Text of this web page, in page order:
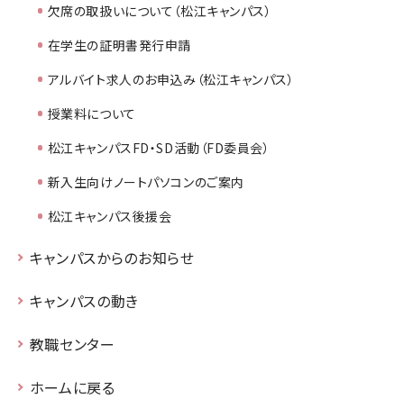
欠席の取扱いについて（松江キャンパス）
在学生の証明書発行申請
アルバイト求人のお申込み（松江キャンパス）
授業料について
松江キャンパスFD・SD活動（FD委員会）
新入生向けノートパソコンのご案内
松江キャンパス後援会
キャンパスからのお知らせ
キャンパスの動き
教職センター
ホームに戻る